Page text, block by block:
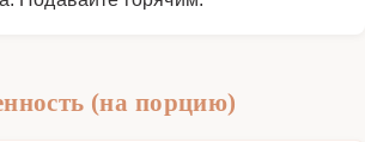
(на порцию)